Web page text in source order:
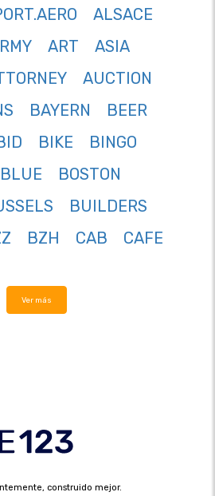
ALSACE
ART
ASIA
AUCTION
BAYERN
BEER
BIKE
BINGO
BLUE
BOSTON
BUILDERS
BZH CAB
CAFE
Ver más
construido mejor.